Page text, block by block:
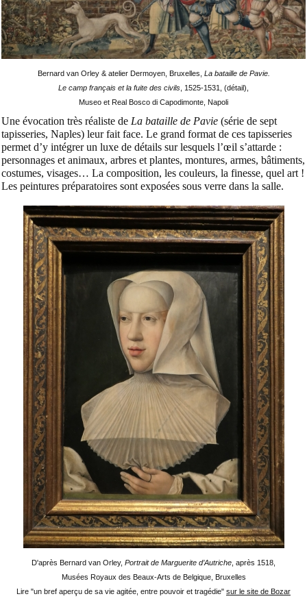
Bernard van Orley & atelier Dermoyen, Bruxelles, La bataille de Pavie.
Le camp français et la fuite des civils , 1525-1531, (détail),
Museo et Real Bosco di Capodimonte, Napoli
Une évocation très réaliste de La bataille de Pavie (série de sept
tapisseries, Naples) leur fait face. Le grand format de ces tapisseries
permet d’y intégrer un luxe de détails sur lesquels l’œil s’attarde :
personnages et animaux, arbres et plantes, montures, armes, bâtiments,
costumes, visages… La composition, les couleurs, la finesse, quel art !
Les peintures préparatoires sont exposées sous verre dans la salle.
D'après Bernard van Orley, Portrait de Marguerite d’Autriche , après 1518,
Musées Royaux des Beaux-Arts de Belgique, Bruxelles
Lire "un bref aperçu de sa vie agitée, entre pouvoir et tragédie" sur le site de Bozar